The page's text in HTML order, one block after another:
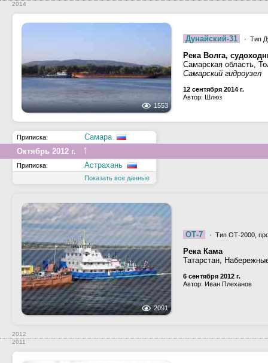
2014
1553
Дунайский-31 · Тип
Река Волга,
Самарская область,
Самарский гидроузел
12 сентября 2014 г.
Автор: Шлюз
Приписка:
Самара
Октябрь 2012 г.
↑
Приписка: Астрахань
Показать все данные
2091
ОТ-7 · Тип ОТ-2000,
Река Кама
Татарстан,
6 сентября 2012 г.
Автор: Иван Плеханов
2012
2011